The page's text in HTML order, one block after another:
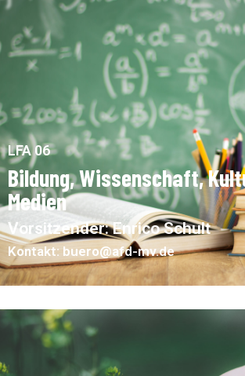
LFA 06
Bildung, Wissenschaft,
Medien
Vorsitzender: Enrico Schult
Kontakt: buero@afd-mv.de